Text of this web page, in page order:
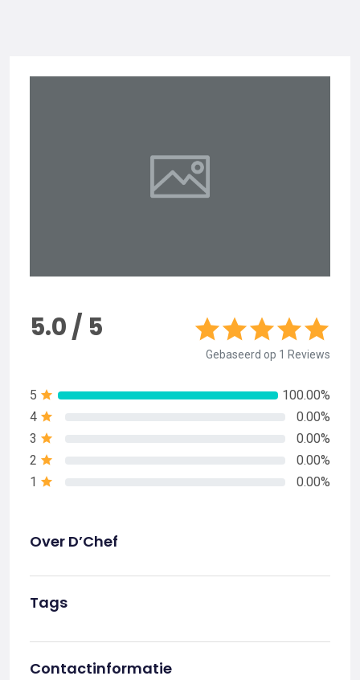
5.0 / 5
Gebaseerd op 1 Reviews
5
100.00%
4
0.00%
3
0.00%
2
0.00%
1
0.00%
Over D’Chef
Tags
Contactinformatie